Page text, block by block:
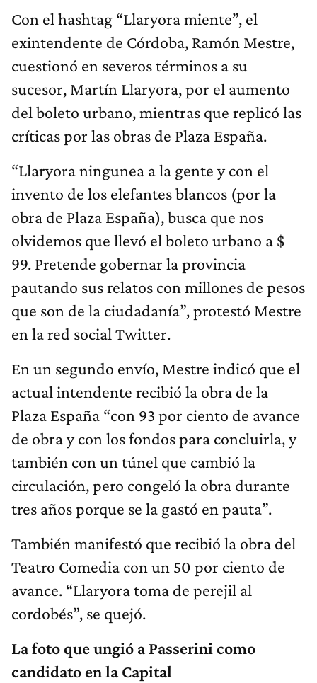
Con el hashtag “Llaryora miente”, el
exintendente de Córdoba, Ramón Mestre,
cuestionó en severos términos a su
sucesor, Martín Llaryora, por el aumento
del boleto urbano, mientras que replicó las
críticas por las obras de Plaza España.
“Llaryora ningunea a la gente y con el
invento de los elefantes blancos (por la
obra de Plaza España), busca que nos
olvidemos que llevó el boleto urbano a $
99. Pretende gobernar la provincia
pautando sus relatos con millones de pesos
que son de la ciudadanía”, protestó Mestre
en la red social Twitter.
En un segundo envío, Mestre indicó que el
actual intendente recibió la obra de la
Plaza España “con 93 por ciento de avance
de obra y con los fondos para concluirla, y
también con un túnel que cambió la
circulación, pero congeló la obra durante
tres años porque se la gastó en pauta”.
También manifestó que recibió la obra del
Teatro Comedia con un 50 por ciento de
avance. “Llaryora toma de perejil al
cordobés”, se quejó.
La foto que ungió a Passerini como
candidato en la Capital